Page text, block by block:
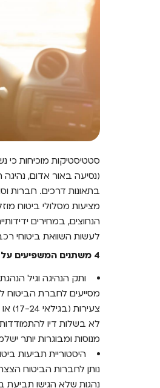
סטטיסטיקות מוכיחות כי
(נסיעה באור אדום,
בתאונות דרכים. חברות
מציעות מסלולי ביטוח
הנחוצים, במחירים
לעשות השוואת ביטוחי
4 משתנים המשפיעים על מחירי ביטוח רכב לנשים
ותק הנהיגה וגיל
מסייעים לחברת הביטוח
לא בשלות דיו
מנוסות ומבוגרות יותר
היסטוריית תביעות
נותן לחברות הביטוח